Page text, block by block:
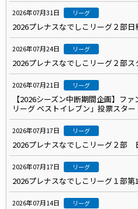
2026年07月31日 リーグ
2026プレナスなでしこリーグ２部
2026年07月24日 リーグ
2026プレナスなでしこリーグ２部
2026年07月21日 リーグ
【2026シーズン中断期間企画】フ
リーグ ベストイレブン」投票スター
2026年07月17日 リーグ
2026プレナスなでしこリーグ２部
2026年07月17日 リーグ
2026プレナスなでしこリーグ１部
2026年07月14日 リーグ